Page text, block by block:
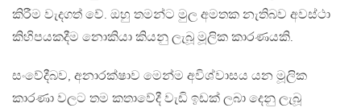
කිරීම වැදගත් වේ. ඔහු තමන්ට මුල අමතක නැතිබව අවස්ථා
කිහිපයකදීම නොකියා කියනු ලැබූ මූලික කාරණයකි.
සංවේදීබව, අනාරක්ෂාව මෙන්ම අවිශ්වාසය යන මූලික
කාරණා වලට තම කතාවේදී වැඩි ඉඩක් ලබා දෙනු ලැබූ